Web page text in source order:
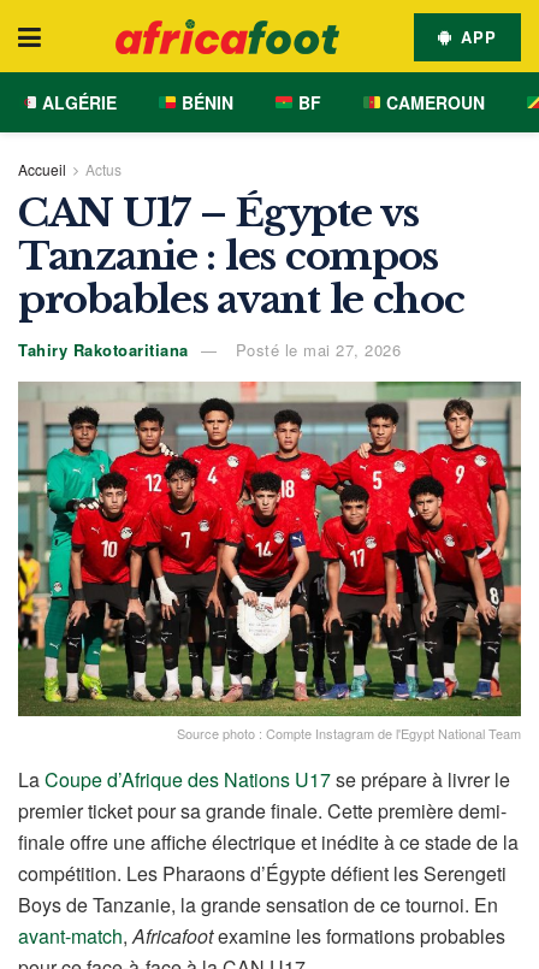
APP
ALGÉRIE BÉNIN BF CAMEROUN
Accueil Actus
CAN U17 – Égypte vs
Tanzanie : les compos
probables avant le choc
Tahiry Rakotoaritiana Posté le mai 27, 2026
Source photo : Compte Instagram de l'Egypt National Team
LaCoupe d’Afrique des Nations U17se prépare à livrer le
premier ticket pour sa grande finale. Cette première demi-
finale offre une affiche électrique et inédite à ce stade de la
compétition. Les Pharaons d’Égypte défient les Serengeti
Boys de Tanzanie, la grande sensation de ce tournoi. En
avant-match,Africafootexamine les formations probables